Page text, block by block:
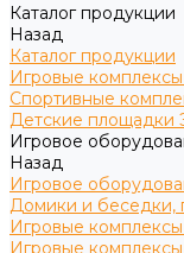
Каталог продукции
Назад
Каталог продукции
Игровые
Спортивные
Детские площадки
Игровое
Назад
Игровое
Домики и беседки,
Игровые комплексы
Игровые